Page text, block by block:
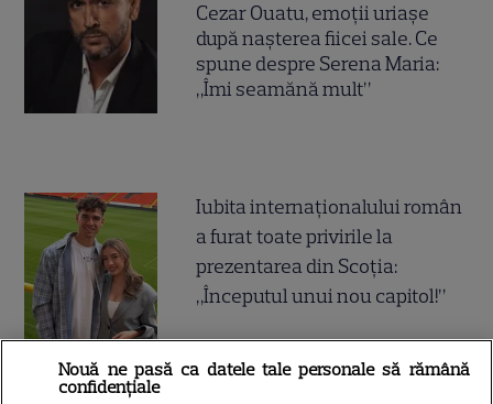
Cezar Ouatu, emoții uriașe
după nașterea fiicei sale. Ce
spune despre Serena Maria:
„Îmi seamănă mult”
Iubita internaționalului român
a furat toate privirile la
prezentarea din Scoția:
„Începutul unui nou capitol!”
Nouă ne pasă ca datele tale personale să rămână
confidențiale